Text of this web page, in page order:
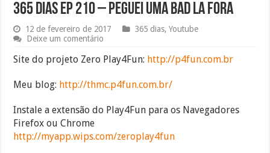
365 dias Ep 210 – peguei uma bad la fora
12 de fevereiro de 2017 365 dias,Youtube
Deixe um comentário
Site do projeto Zero Play4Fun: http://p4fun.com.br
Meu blog: http://thmc.p4fun.com.br/
Instale a extensão do Play4Fun para os Navegadores
Firefox ou Chrome
http://myapp.wips.com/zeroplay4fun